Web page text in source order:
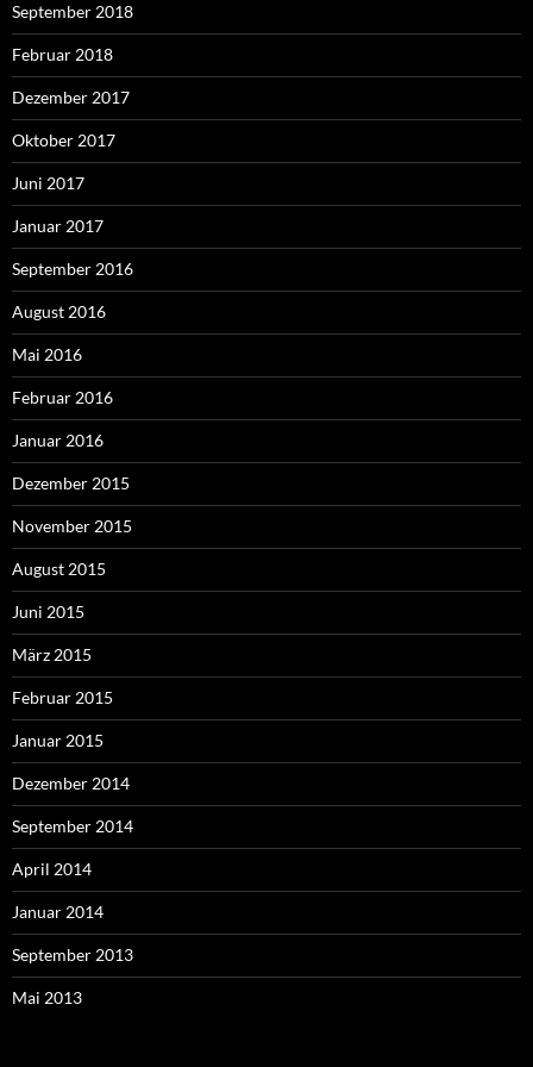
September 2018
Februar 2018
Dezember 2017
Oktober 2017
Juni 2017
Januar 2017
September 2016
August 2016
Mai 2016
Februar 2016
Januar 2016
Dezember 2015
November 2015
August 2015
Juni 2015
März 2015
Februar 2015
Januar 2015
Dezember 2014
September 2014
April 2014
Januar 2014
September 2013
Mai 2013